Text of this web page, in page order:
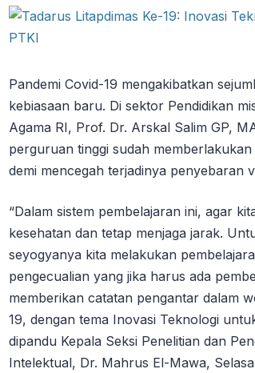
Pandemi Covid-19 mengakibatkan
kebiasaan baru. Di sektor Pendidikan
Agama RI, Prof. Dr. Arskal Salim GP,
perguruan tinggi sudah
demi mencegah terjadinya penyebaran
“Dalam sistem pembelajaran ini, agar
kesehatan dan tetap menjaga jarak.
seyogyanya kita melakukan
pengecualian yang jika harus ada
memberikan catatan pengantar dalam
19, dengan tema Inovasi Teknologi
dipandu Kepala Seksi Penelitian dan
Intelektual, Dr. Mahrus El-Mawa,